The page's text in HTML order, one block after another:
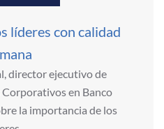
líderes con calidad
director ejecutivo de
Corporativos en Banco
la importancia de los